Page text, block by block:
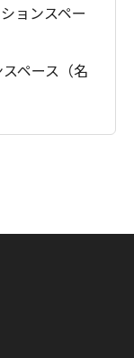
ョンスペー
ペース（名